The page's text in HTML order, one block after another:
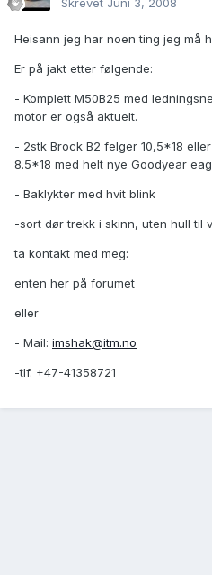
Skrevet Juni 3, 2008
Heisann jeg har noen ting jeg må
Er på jakt etter følgende:
- Komplett M50B25 med
motor er også aktuelt.
- 2stk Brock B2 felger 10,5*18
8.5*18 med helt nye Goodyear
- Baklykter med hvit blink
-sort dør trekk i skinn, uten hull til
ta kontakt med meg:
enten her på forumet
eller
- Mail: imshak@itm.no
-tlf. +47-41358721